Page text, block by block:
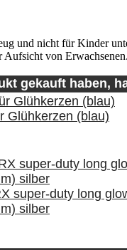
und nicht für Kinder
Aufsicht von Erwachsenen.
gekauft haben,
Glühkerzen (blau)
super-duty long
silber